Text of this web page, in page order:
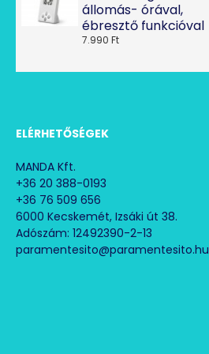
állomás- órával,
ébresztő funkcióval
7.990 Ft
ELÉRHETŐSÉGEK
MANDA Kft.
+36 20 388-0193
+36 76 509 656
6000 Kecskemét, Izsáki út 38.
Adószám: 12492390-2-13
paramentesito@paramentesito.hu